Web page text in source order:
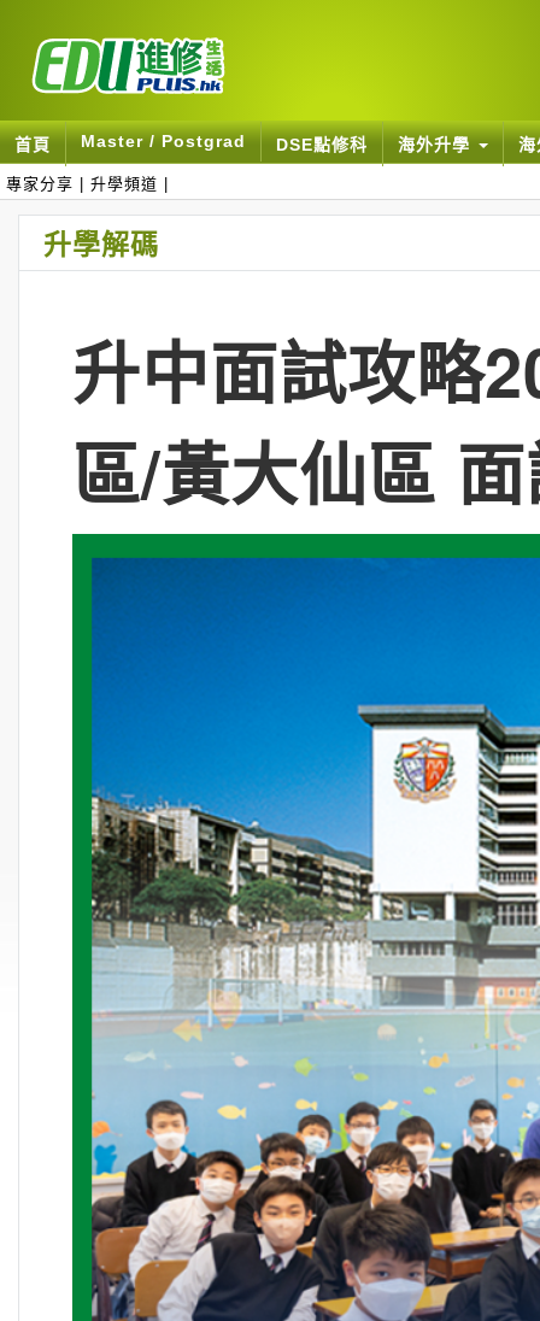
首頁 Master / Postgrad DSE點修科 海外升學
專家分享 升學頻道
升學解碼
升中面試攻略
區/黃大仙區